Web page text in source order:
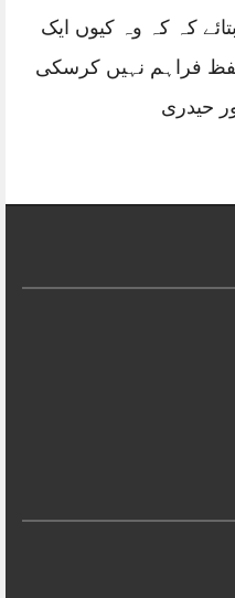
کہ کہ وہ کیوں ایک
فراہم نہیں کرسکی
حیدری